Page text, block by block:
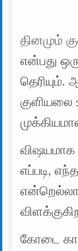
தினமும்
என்பது
குளியலை
விஷயமாக
எப்படி,
கோடை